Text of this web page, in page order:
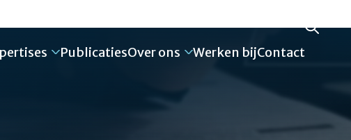
PublicatiesOver ons Werken bijContact